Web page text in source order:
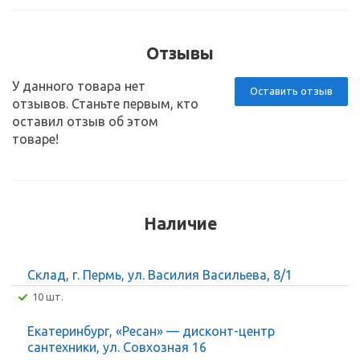
Отзывы
Оставить отзыв
У данного товара нет
отзывов. Станьте первым, кто
оставил отзыв об этом
товаре!
Наличие
Склад, г. Пермь, ул. Василия Васильева, 8/1
10 шт.
Екатеринбург, «Ресан» — дисконт-центр
сантехники, ул. Совхозная 16